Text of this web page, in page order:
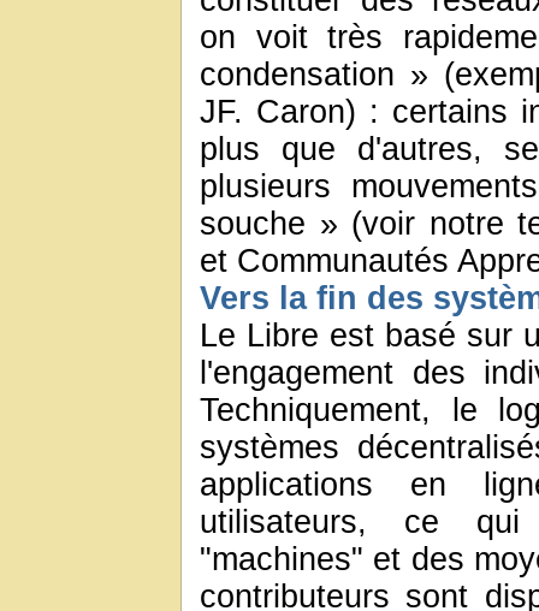
on voit très
condensation »
JF. Caron) : certains
plus que d'autres,
plusieurs
souche » (voir notre
et Communautés
Vers la fin des
Le Libre est basé sur
l'engagement des
Techniquement, le
systèmes
applications en
utilisateurs, ce
"machines" et des
contributeurs sont